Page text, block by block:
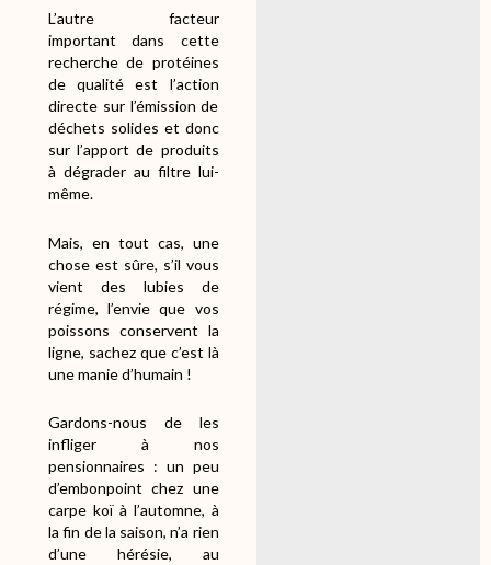
L’autre facteur
important dans cette
recherche de protéines
de qualité est l’action
directe sur l’émission de
déchets solides et donc
sur l’apport de produits
à dégrader au filtre lui-
même.
Mais, en tout cas, une
chose est sûre, s’il vous
vient des lubies de
régime, l’envie que vos
poissons conservent la
ligne, sachez que c’est là
une manie d’humain !
Gardons-nous de les
infliger à nos
pensionnaires : un peu
d’embonpoint chez une
carpe koï à l’automne, à
la fin de la saison, n’a rien
d’une hérésie, au